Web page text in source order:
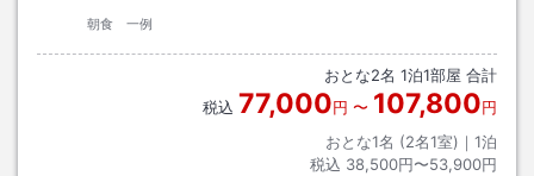
朝食 一例
おとな2名 1泊1部屋 合計
税込 77,000円 〜 107,800円
おとな1名 (2名1室)｜ 1泊
税込 38,500円〜53,900円